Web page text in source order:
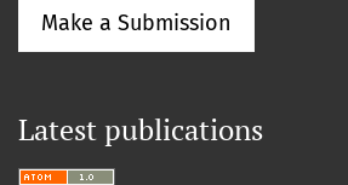
Make a Submission
Latest publications